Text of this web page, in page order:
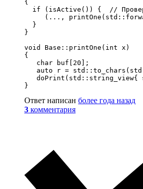
{
if (isActive()) {  //
(...,
  }
}
void Base::printOne(int x)
{
   char buf[20];
auto r =
doPrint(std::string_view{
}
Ответ написан более года назад
3 комментария